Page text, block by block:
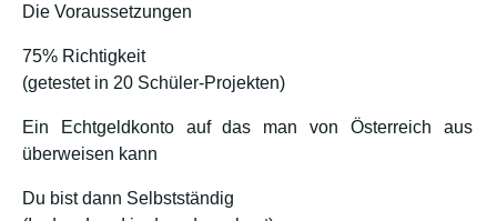
Die Voraussetzungen
75% Richtigkeit
(getestet in 20 Schüler-Projekten)
Ein Echtgeldkonto auf das man von Österreich aus
überweisen kann
Du bist dann Selbstständig